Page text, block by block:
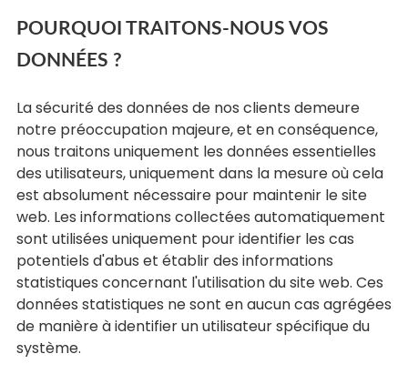
POURQUOI TRAITONS-NOUS VOS
DONNÉES ?
La sécurité des données de nos clients demeure
notre préoccupation majeure, et en conséquence,
nous traitons uniquement les données essentielles
des utilisateurs, uniquement dans la mesure où cela
est absolument nécessaire pour maintenir le site
web. Les informations collectées automatiquement
sont utilisées uniquement pour identifier les cas
potentiels d'abus et établir des informations
statistiques concernant l'utilisation du site web. Ces
données statistiques ne sont en aucun cas agrégées
de manière à identifier un utilisateur spécifique du
système.